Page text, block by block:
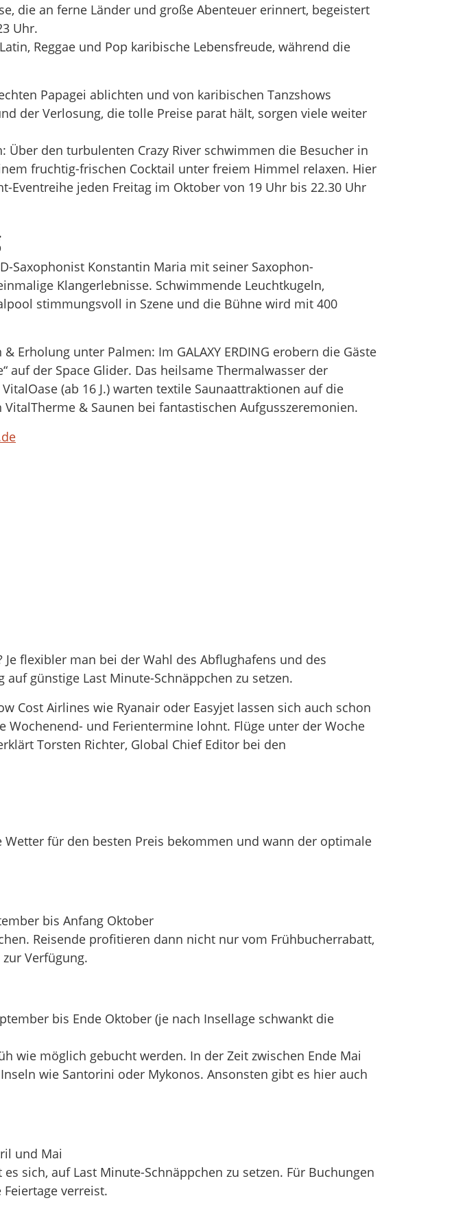
die an ferne Länder und große Abenteuer erinnert, begeistert
Uhr.
Reggae und Pop karibische Lebensfreude, während die
Papagei ablichten und von karibischen Tanzshows
der Verlosung, die tolle Preise parat hält, sorgen viele weiter
den turbulenten Crazy River schwimmen die Besucher in
fruchtig-frischen Cocktail unter freiem Himmel relaxen. Hier
jeden Freitag im Oktober von 19 Uhr bis 22.30 Uhr
Saxophonist Konstantin Maria mit seiner Saxophon-
Klangerlebnisse. Schwimmende Leuchtkugeln,
stimmungsvoll in Szene und die Bühne wird mit 400
Erholung unter Palmen: Im GALAXY ERDING erobern die Gäste
auf der Space Glider. Das heilsame Thermalwasser der
(ab 16 J.) warten textile Saunaattraktionen auf die
& Saunen bei fantastischen Aufgusszeremonien.
flexibler man bei der Wahl des Abflughafens und des
günstige Last Minute-Schnäppchen zu setzen.
Cost Airlines wie Ryanair oder Easyjet lassen sich auch schon
und Ferientermine lohnt. Flüge unter der Woche
Torsten Richter, Global Chief Editor bei den
für den besten Preis bekommen und wann der optimale
bis Anfang Oktober
Reisende profitieren dann nicht nur vom Frühbucherrabatt,
Verfügung.
bis Ende Oktober (je nach Insellage schwankt die
wie möglich gebucht werden. In der Zeit zwischen Ende Mai
wie Santorini oder Mykonos. Ansonsten gibt es hier auch
und Mai
sich, auf Last Minute-Schnäppchen zu setzen. Für Buchungen
verreist.